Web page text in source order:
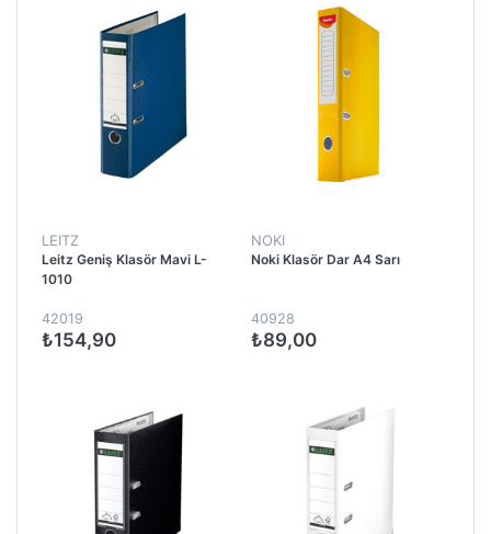
LEITZ
Leitz Geniş Klasör Mavi L-
1010
42019
₺154,90
NOKI
Noki Klasör Dar A4 Sarı
40928
₺89,00